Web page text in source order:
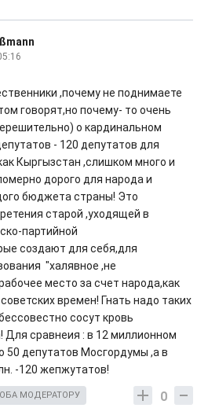
,почему не поднимаете
говорят,но почему- то очень
о кардинальном
- 120 депутатов для
Кыргызстан ,слишком много и
дорого для народа и
бюджета страны! Это
старой ,уходящей в
партийной
создают для себя,для
"халявное ,не
место за счет народа,как
времен! Гнать надо таких
сосут кровь
Для сравнеия : в 12 миллионном
50 депутатов Мосгордумы ,а в
-120 жепжутатов!
0
МОДЕРАТОРУ